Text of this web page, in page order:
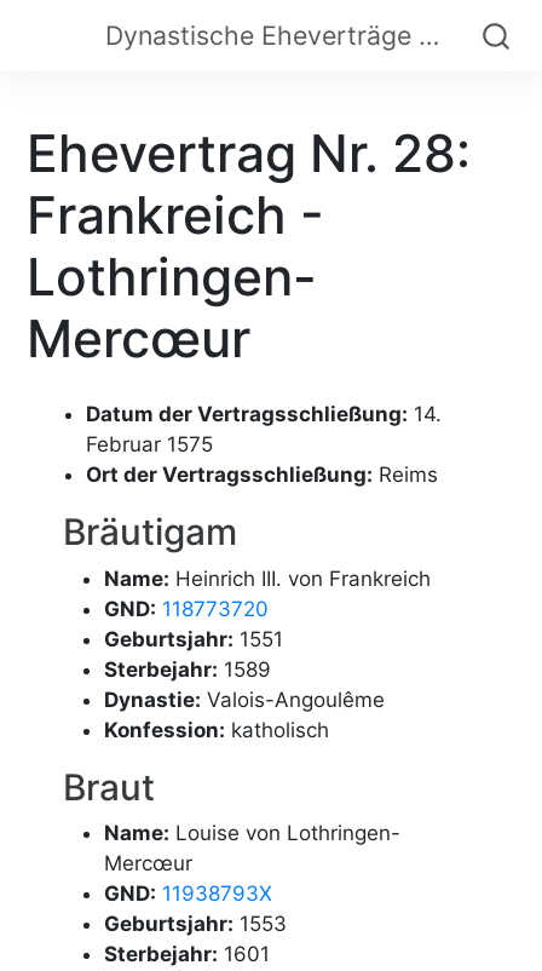
Dynastische Eheverträge der Frühen Neuzeit
Ehevertrag Nr. 28:
Frankreich -
Lothringen-
Mercœur
Datum der Vertragsschließung: 14.
Februar 1575
Ort der Vertragsschließung: Reims
Bräutigam
Name: Heinrich III. von Frankreich
GND: 118773720
Geburtsjahr: 1551
Sterbejahr: 1589
Dynastie: Valois-Angoulême
Konfession: katholisch
Braut
Name: Louise von Lothringen-
Mercœur
GND: 11938793X
Geburtsjahr: 1553
Sterbejahr: 1601